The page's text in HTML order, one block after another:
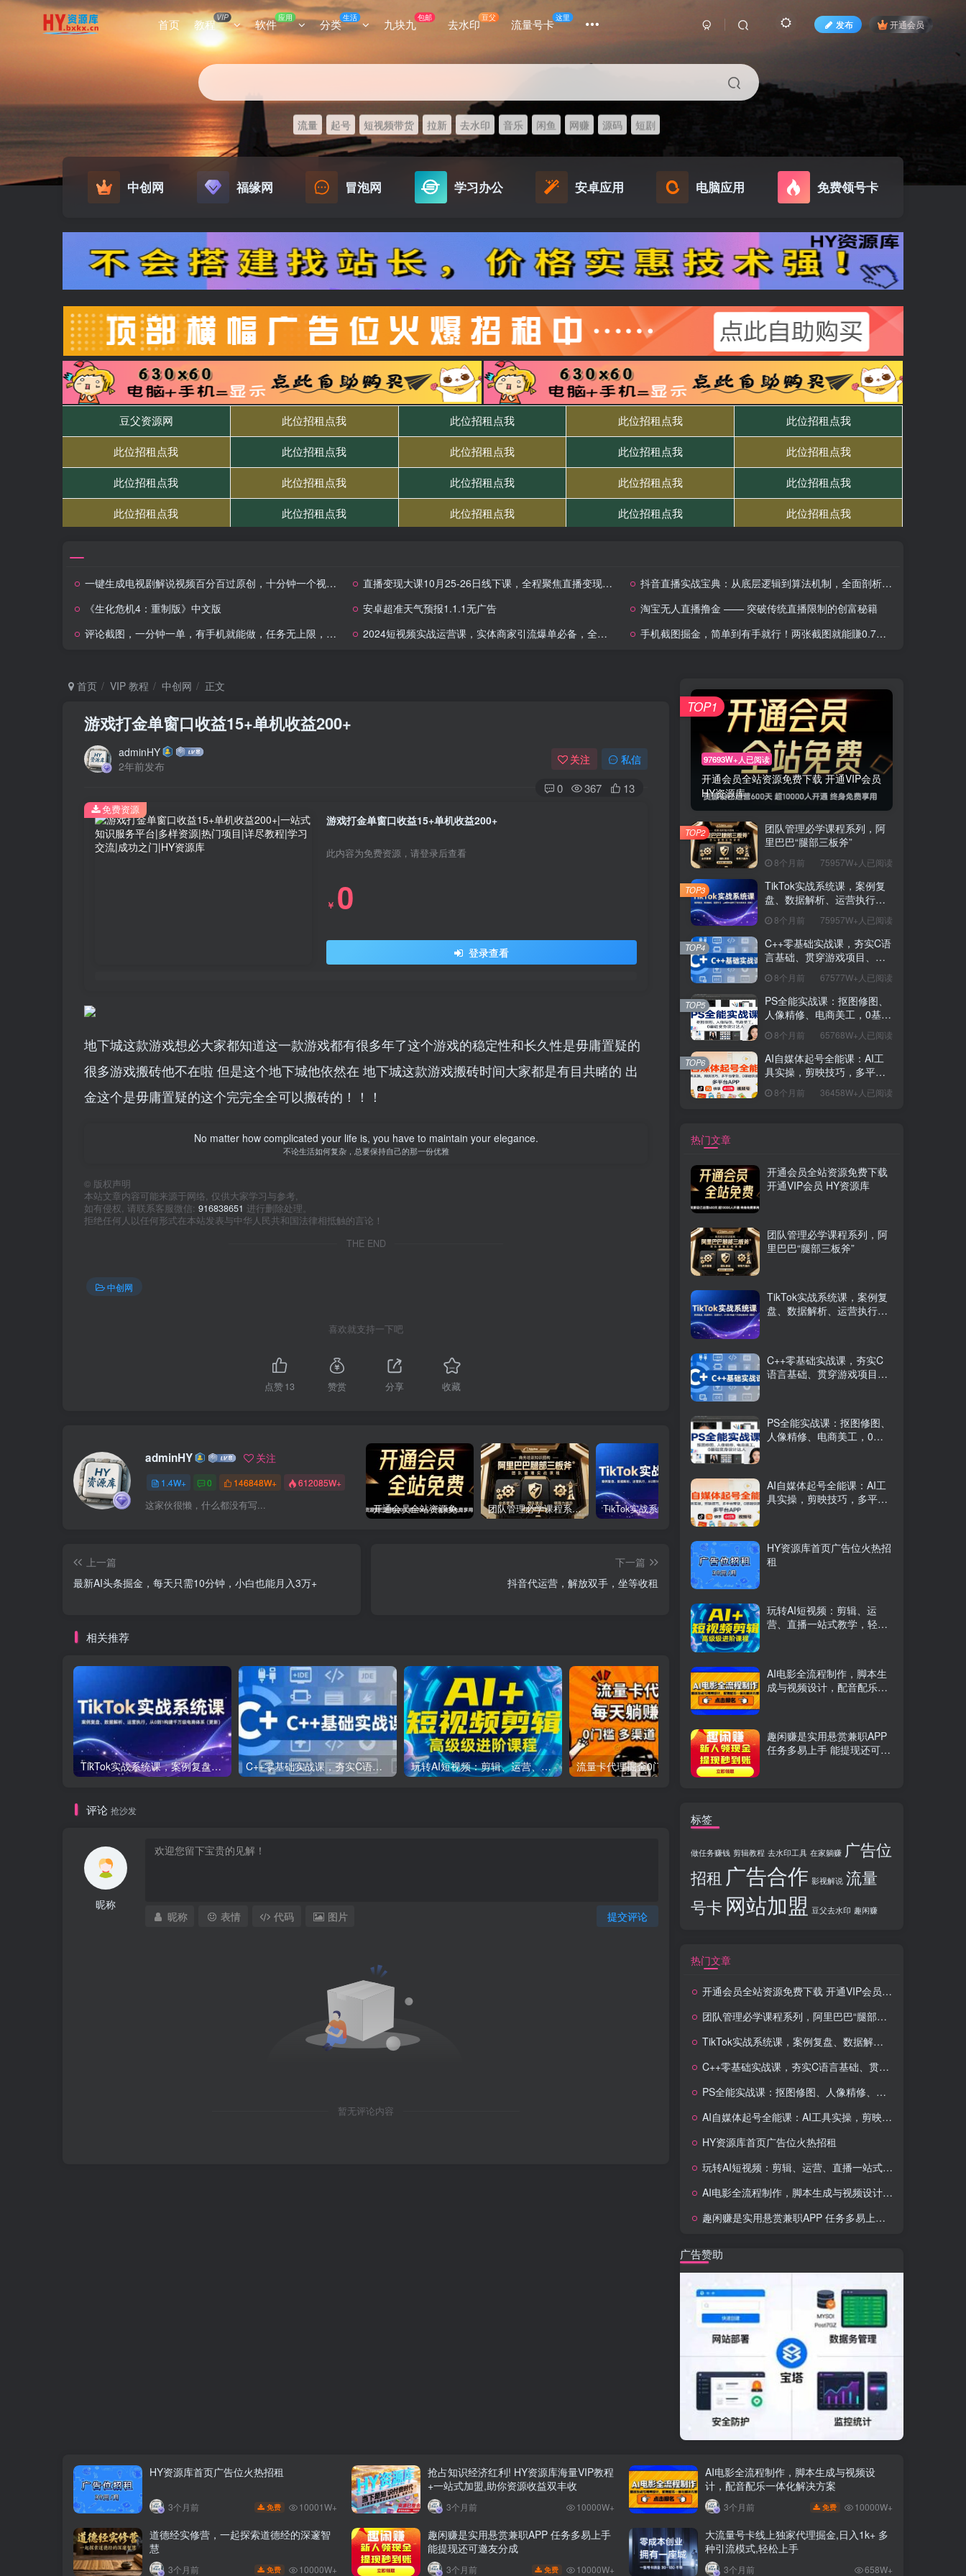
首页 教程VIP 软件 应用 分类生活 九块九包邮 去水印豆父 流量号卡这里
发布 开通会员
流量 起号 短视频带货 拉新 去水印 音乐 闲鱼 网赚 源码 短剧
中创网 福缘网 冒泡网 学习办公 安卓应用 电脑应用 免费领号卡
一键生成电视剧解说视频百分百过原创，十分钟一个视频 操作简单 日入2000+ 直播变现大课10月25-26日线下课，全程聚焦直播变现核心，从流量获取到成交转化再到IP打造
抖音直播实战宝典：从底层逻辑到算法机制，全面剖析平台规则与起号数据支撑
《生化危机4：重制版》中文版
安卓超准天气预报1.1.1无广告
淘宝无人直播撸金 —— 突破传统直播限制的创富秘籍
评论截图，一分钟一单，有手机就能做，任务无上限，轻松一天大几百
2024短视频实战运营课，实体商家引流爆单必备，全面解析短视频运营技巧 手机截图掘金，简单到有手就行！两张截图就能賺0.7米，一部手机轻松搞定，日入3张
首页 VIP 教程 中创网 正文
游戏打金单窗口收益15+单机收益200+
adminHY
2年前发布
关注 私信
0 367 13
游戏打金单窗口收益15+单机收益200+
此内容为免费资源，请登录后查看
￥ 0
登录查看
免费资源
地下城这款游戏想必大家都知道这一款游戏都有很多年了这个游戏的稳定性和长久性是毋庸置疑的
很多游戏搬砖他不在啦 但是这个地下城他依然在 地下城这款游戏搬砖时间大家都是有目共睹的 出
金这个是毋庸置疑的这个完完全全可以搬砖的！！！
No matter how complicated your life is, you have to maintain your elegance.
不论生活如何复杂，总要保持自己的那一份优雅
© 版权声明
本站文章内容可能来源于网络, 仅供大家学习与参考,
如有侵权, 请联系客服微信: 916838651 进行删除处理。
拒绝任何人以任何形式在本站发表与中华人民共和国法律相抵触的言论！
THE END
中创网
喜欢就支持一下吧
点赞13 赞赏 分享 收藏
adminHY 关注
1.4W+ 0 146848W+ 612085W+
这家伙很懒，什么都没有写... 开通会员全站资源免费下载 开通VIP会员 HY资源库 团队管理必学课程系列，阿里巴巴“腿部三板斧” TikTok实战系统课，案例复盘、数据解析、运营执行，从0到1构建千万级电商体系（更新） C++零基础实战课，夯实C语言基础、贯穿游戏项目、掌握开发思维，学成可挑战月薪15K+岗位
上一篇
最新AI头条掘金，每天只需10分钟，小白也能月入3万+
下一篇
抖音代运营，解放双手，坐等收租
相关推荐
TikTok实战系统课，案例复盘、数据解析、运营执行，从0到1构建千万级电商体系（更新） C++零基础实战课，夯实C语言基础、贯穿游戏项目、掌握开发思维，学成可挑战月薪15K+岗位 玩转AI短视频：剪辑、运营、直播一站式教学，轻松打造流量神话 流量卡代理掘金0门槛每天躺赚3000+多种推广渠道新手小白轻松上手
评论 抢沙发
昵称
提交评论
昵称 表情 代码 图片
暂无评论内容
97693W+人已阅读
开通会员全站资源免费下载 开通VIP会员
HY资源库
TOP1
团队管理必学课程系列，阿
里巴巴“腿部三板斧”
8个月前 75957W+人已阅读
TOP2
TikTok实战系统课，案例复
盘、数据解析、运营执行，
（更新）
8个月前 75957W+人已阅读
TOP3
C++零基础实战课，夯实C语
言基础、贯穿游戏项目、掌
薪15K+岗位
8个月前 67577W+人已阅读
TOP4
PS全能实战课：抠图修图、
人像精修、电商美工，0基础
8个月前 65768W+人已阅读
TOP5
AI自媒体起号全能课：AI工
具实操，剪映技巧，多平台
8个月前 36458W+人已阅读
TOP6
热门文章
开通会员全站资源免费下载
开通VIP会员 HY资源库
团队管理必学课程系列，阿
里巴巴“腿部三板斧”
TikTok实战系统课，案例复
盘、数据解析、运营执行，
C++零基础实战课，夯实C
语言基础、贯穿游戏项目、
PS全能实战课：抠图修图、
人像精修、电商美工，0基
AI自媒体起号全能课：AI工
具实操，剪映技巧，多平台
HY资源库首页广告位火热招
租
玩转AI短视频：剪辑、运
营、直播一站式教学，轻松
AI电影全流程制作，脚本生
成与视频设计，配音配乐一
趣闲赚是实用悬赏兼职APP
任务多易上手 能提现还可邀
标签
做任务赚钱 剪辑教程 去水印工具 在家躺赚 广告位
招租 广告合作 影视解说 流量
号卡 网站加盟 豆父去水印 趣闲赚
热门文章
开通会员全站资源免费下载 开通VIP会员 HY资源库
团队管理必学课程系列，阿里巴巴“腿部三板斧”
TikTok实战系统课，案例复盘、数据解析、运营执行，从0到1构建千万级电商体系（更新）
C++零基础实战课，夯实C语言基础、贯穿游戏项目、掌握开发思维，学成可挑战月薪15K+岗位
PS全能实战课：抠图修图、人像精修、电商美工，0基础变身设计达人
AI自媒体起号全能课：AI工具实操，剪映技巧，多平台带货，0基础快速变现
HY资源库首页广告位火热招租
玩转AI短视频：剪辑、运营、直播一站式教学，轻松打造流量神话
AI电影全流程制作，脚本生成与视频设计，配音配乐一体化解决方案
趣闲赚是实用悬赏兼职APP 任务多易上手 能提现还可邀友分成
广告赞助
HY资源库首页广告位火热招租
3个月前 免费 10001W+
抢占知识经济红利! HY资源库海量VIP教程
+一站式加盟,助你资源收益双丰收
3个月前 10000W+
AI电影全流程制作，脚本生成与视频设
计，配音配乐一体化解决方案
3个月前 免费 10000W+
道德经实修营，一起探索道德经的深邃智
慧
3个月前 免费 10000W+
趣闲赚是实用悬赏兼职APP 任务多易上手
能提现还可邀友分成
3个月前 免费 10000W+
大流量号卡线上独家代理掘金,日入1k+ 多
种引流模式,轻松上手
3个月前 658W+